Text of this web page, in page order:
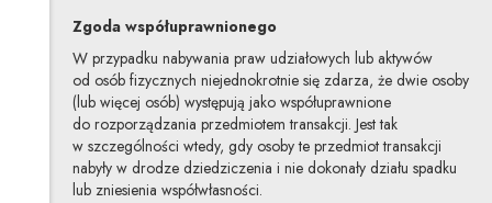
Zgoda współuprawnionego
W przypadku nabywania praw udziałowych lub aktywów
od osób fizycznych niejednokrotnie się zdarza, że dwie osoby
(lub więcej osób) występują jako współuprawnione
do rozporządzania przedmiotem transakcji. Jest tak
w szczególności wtedy, gdy osoby te przedmiot transakcji
nabyły w drodze dziedziczenia i nie dokonały działu spadku
lub zniesienia współwłasności.